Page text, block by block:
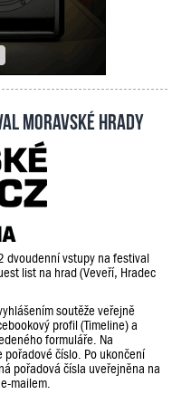
Moravské hrady
dvoudenní vstupy na festival
list na hrad (Veveří, Hradec
soutěže veřejně
profil (Timeline) a
formuláře. Na
pořadové číslo. Po ukončení
pořadová čísla uveřejněna na
mailem.